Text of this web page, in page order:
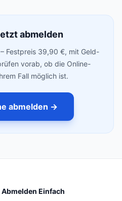
abmelden
Festpreis 39,90 €, mit Geld-
vorab, ob die Online-
Fall möglich ist.
abmelden →
Einfach